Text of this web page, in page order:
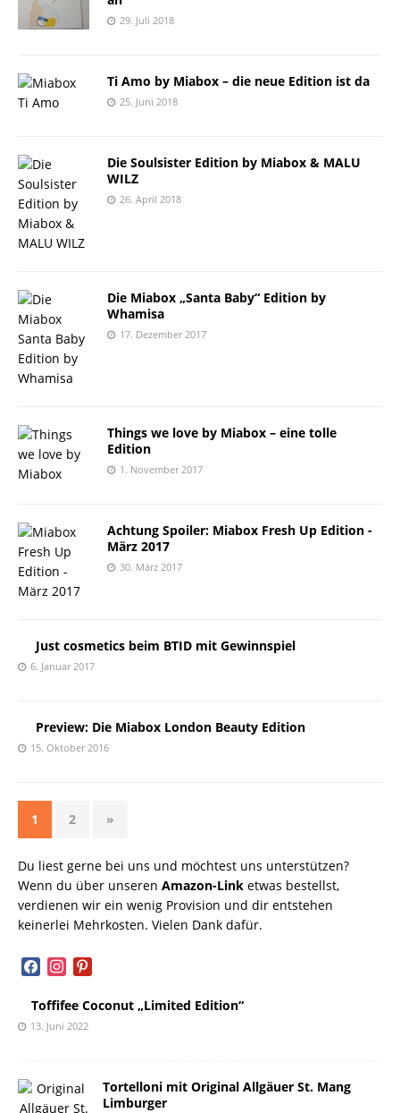
29. Juli 2018
Ti Amo by Miabox – die neue Edition ist da
25. Juni 2018
Die Soulsister Edition by Miabox & MALU
WILZ
26. April 2018
Die Miabox „Santa Baby“ Edition by
Whamisa
17. Dezember 2017
Things we love by Miabox – eine tolle
Edition
1. November 2017
Achtung Spoiler: Miabox Fresh Up Edition -
März 2017
30. März 2017
Just cosmetics beim BTID mit Gewinnspiel
6. Januar 2017
Preview: Die Miabox London Beauty Edition
15. Oktober 2016
1 2 »
Du liest gerne bei uns und möchtest uns unterstützen?
Wenn du über unseren Amazon-Link etwas bestellst,
verdienen wir ein wenig Provision und dir entstehen
keinerlei Mehrkosten. Vielen Dank dafür.
facebookinstagram
pinterest
Toffifee Coconut „Limited Edition“
13. Juni 2022
Tortelloni mit Original Allgäuer St. Mang
Limburger